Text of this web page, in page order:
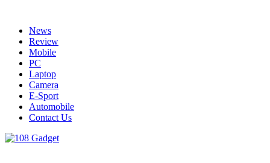
contentNews
Review
Mobile
PC
Laptop
Camera
E-Sport
Automobile
Contact Us